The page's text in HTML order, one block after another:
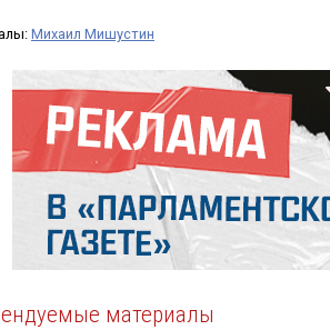
Михаил Мишустин
материалы